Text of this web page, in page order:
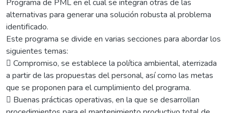
Programa de PML en el cual se integran otras de las
alternativas para generar una solución robusta al problema
identificado.
Este programa se divide en varias secciones para abordar los
siguientes temas:
 Compromiso, se establece la política ambiental, aterrizada
a partir de las propuestas del personal, así como las metas
que se proponen para el cumplimiento del programa.
 Buenas prácticas operativas, en la que se desarrollan